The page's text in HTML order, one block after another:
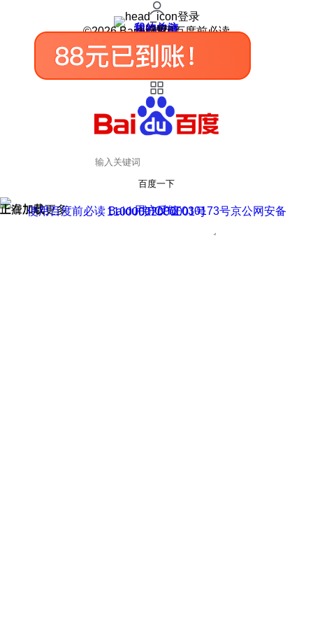
登录
我的关注
我的收藏
皮肤中心
用户反馈
设置
©2026 Baidu 使用百度前必读
百度一下
正在加载
上滑加载更多 用户反馈
使用百度前必读 Baidu 京ICP证030173号
京公网安备11000002000001号